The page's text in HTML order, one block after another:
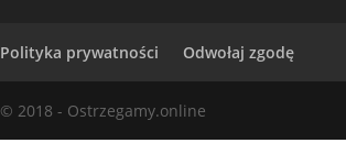
Polityka prywatności Odwołaj zgodę
© 2018 - Ostrzegamy.online